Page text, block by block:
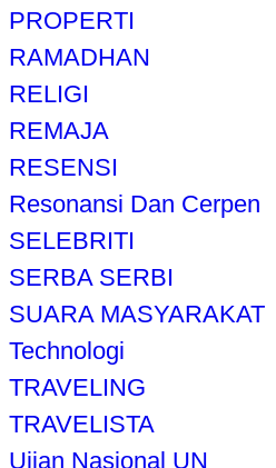
PROPERTI
RAMADHAN
RELIGI
REMAJA
RESENSI
Resonansi Dan Cerpen
SELEBRITI
SERBA SERBI
SUARA MASYARAKAT
Technologi
TRAVELING
TRAVELISTA
Ujian Nasional UN